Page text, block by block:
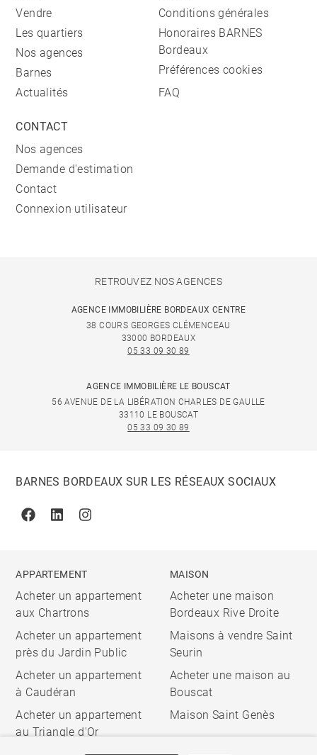
Vendre
Les quartiers
Nos agences
Barnes
Actualités
Conditions générales
Honoraires BARNES
Bordeaux
Préférences cookies
FAQ
CONTACT
Nos agences
Demande d'estimation
Contact
Connexion utilisateur
RETROUVEZ NOS AGENCES
AGENCE IMMOBILIÈRE BORDEAUX CENTRE
38 COURS GEORGES CLÉMENCEAU
33000 BORDEAUX
05 33 09 30 89
AGENCE IMMOBILIÈRE LE BOUSCAT
56 AVENUE DE LA LIBÉRATION CHARLES DE GAULLE
33110 LE BOUSCAT
05 33 09 30 89
BARNES BORDEAUX SUR LES RÉSEAUX SOCIAUX
FacebookLinkedinInstagram
APPARTEMENT
Acheter un appartement
aux Chartrons
Acheter un appartement
près du Jardin Public
Acheter un appartement
à Caudéran
Acheter un appartement
au Triangle d'Or
MAISON
Acheter une maison
Bordeaux Rive Droite
Maisons à vendre Saint
Seurin
Acheter une maison au
Bouscat
Maison Saint Genès